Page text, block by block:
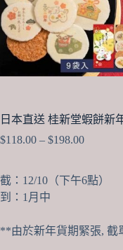
日本直送 桂新堂蝦餅新
$118.00 – $198.00Price
through
$198.00
截：12/10（下午6點）
到：1月中
**由於新年貨期緊張, 截